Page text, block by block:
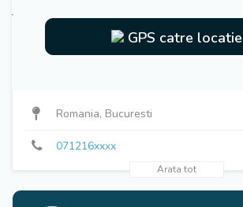
GPS catre locatie
Romania, Bucuresti
071216xxxx
Arata tot